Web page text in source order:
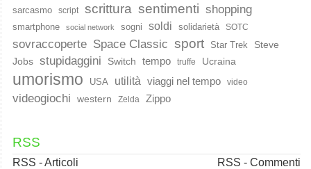
sarcasmo
script scrittura sentimenti shopping
smartphone social network sogni soldi solidarietà SOTC
sovraccoperte Space Classic sport Star Trek
Steve
Jobs stupidaggini Switch tempo truffe Ucraina
umorismo USA utilità viaggi nel tempo video
videogiochi western Zelda Zippo
RSS
RSS - Articoli RSS - Commenti